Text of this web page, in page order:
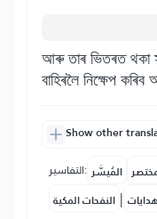
আৰু তাৰ ভিতৰত থকা
বাহিৰলৈ নিক্ষেপ
Show other
التفاسير: المُيسَّر
النفحات المكية | هدايات